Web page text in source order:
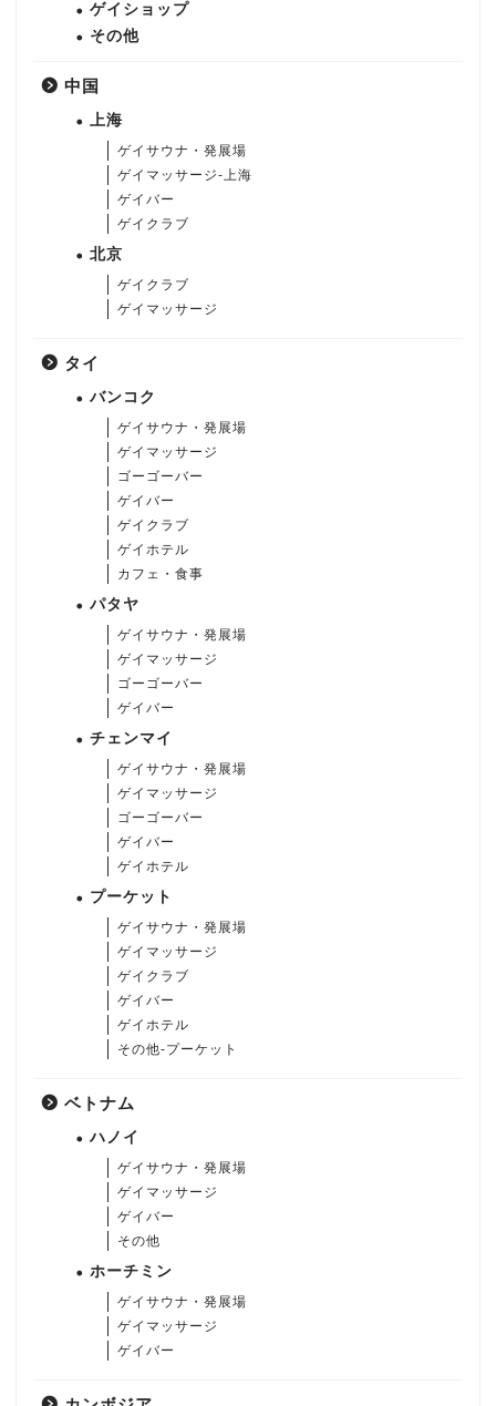
ゲイショップ
その他
中国
上海
ゲイサウナ・発展場
ゲイマッサージ-上海
ゲイバー
ゲイクラブ
北京
ゲイクラブ
ゲイマッサージ
タイ
バンコク
ゲイサウナ・発展場
ゲイマッサージ
ゴーゴーバー
ゲイバー
ゲイクラブ
ゲイホテル
カフェ・食事
パタヤ
ゲイサウナ・発展場
ゲイマッサージ
ゴーゴーバー
ゲイバー
チェンマイ
ゲイサウナ・発展場
ゲイマッサージ
ゴーゴーバー
ゲイバー
ゲイホテル
プーケット
ゲイサウナ・発展場
ゲイマッサージ
ゲイクラブ
ゲイバー
ゲイホテル
その他-プーケット
ベトナム
ハノイ
ゲイサウナ・発展場
ゲイマッサージ
ゲイバー
その他
ホーチミン
ゲイサウナ・発展場
ゲイマッサージ
ゲイバー